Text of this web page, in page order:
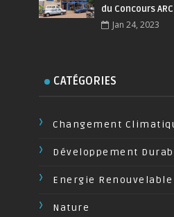
du Concours
Jan 24, 2023
CATÉGORIES
Changement
Développement
Energie Renouvelable
Nature